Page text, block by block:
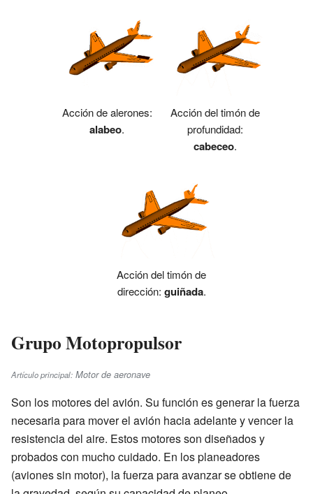
Acción de alerones:
alabeo.
Acción del timón de
profundidad:
cabeceo.
Acción del timón de
dirección: guiñada.
Grupo Motopropulsor
Artículo principal: Motor de aeronave
Son los motores del avión. Su función es generar la fuerza
necesaria para mover el avión hacia adelante y vencer la
resistencia del aire. Estos motores son diseñados y
probados con mucho cuidado. En los planeadores
(aviones sin motor), la fuerza para avanzar se obtiene de